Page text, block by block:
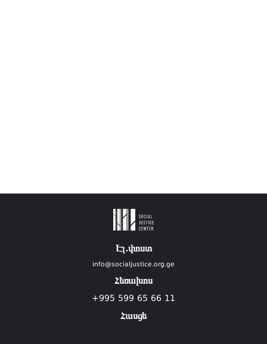
Էլ.փոստ
info@socialjustice.org.ge
Հեռախոս
+995 599 65 66 11
Հասցե